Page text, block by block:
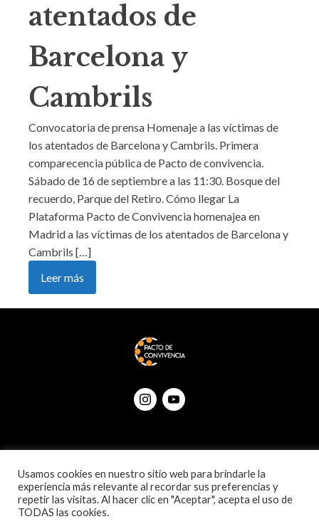
atentados de
Barcelona y
Cambrils
Convocatoria de prensa Homenaje a las víctimas de
los atentados de Barcelona y Cambrils. Primera
comparecencia pública de Pacto de convivencia.
Sábado de 16 de septiembre a las 11:30. Bosque del
recuerdo, Parque del Retiro. Cómo llegar La
Plataforma Pacto de Convivencia homenajea en
Madrid a las víctimas de los atentados de Barcelona y
Cambrils […]
Leer más
© Pactodeconvivencia 2020
Política de privacidad
Usamos cookies en nuestro sitio web para brindarle la
experiencia más relevante al recordar sus preferencias y
repetir las visitas. Al hacer clic en "Aceptar", acepta el uso de
TODAS las cookies.